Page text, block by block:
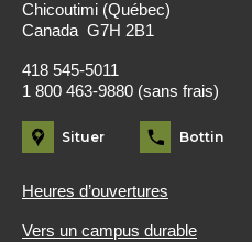
Chicoutimi (Québec)
Canada G7H 2B1
418 545-5011
1 800 463-9880 (sans frais)
Situer Bottin
Heures d’ouvertures
Vers un campus durable